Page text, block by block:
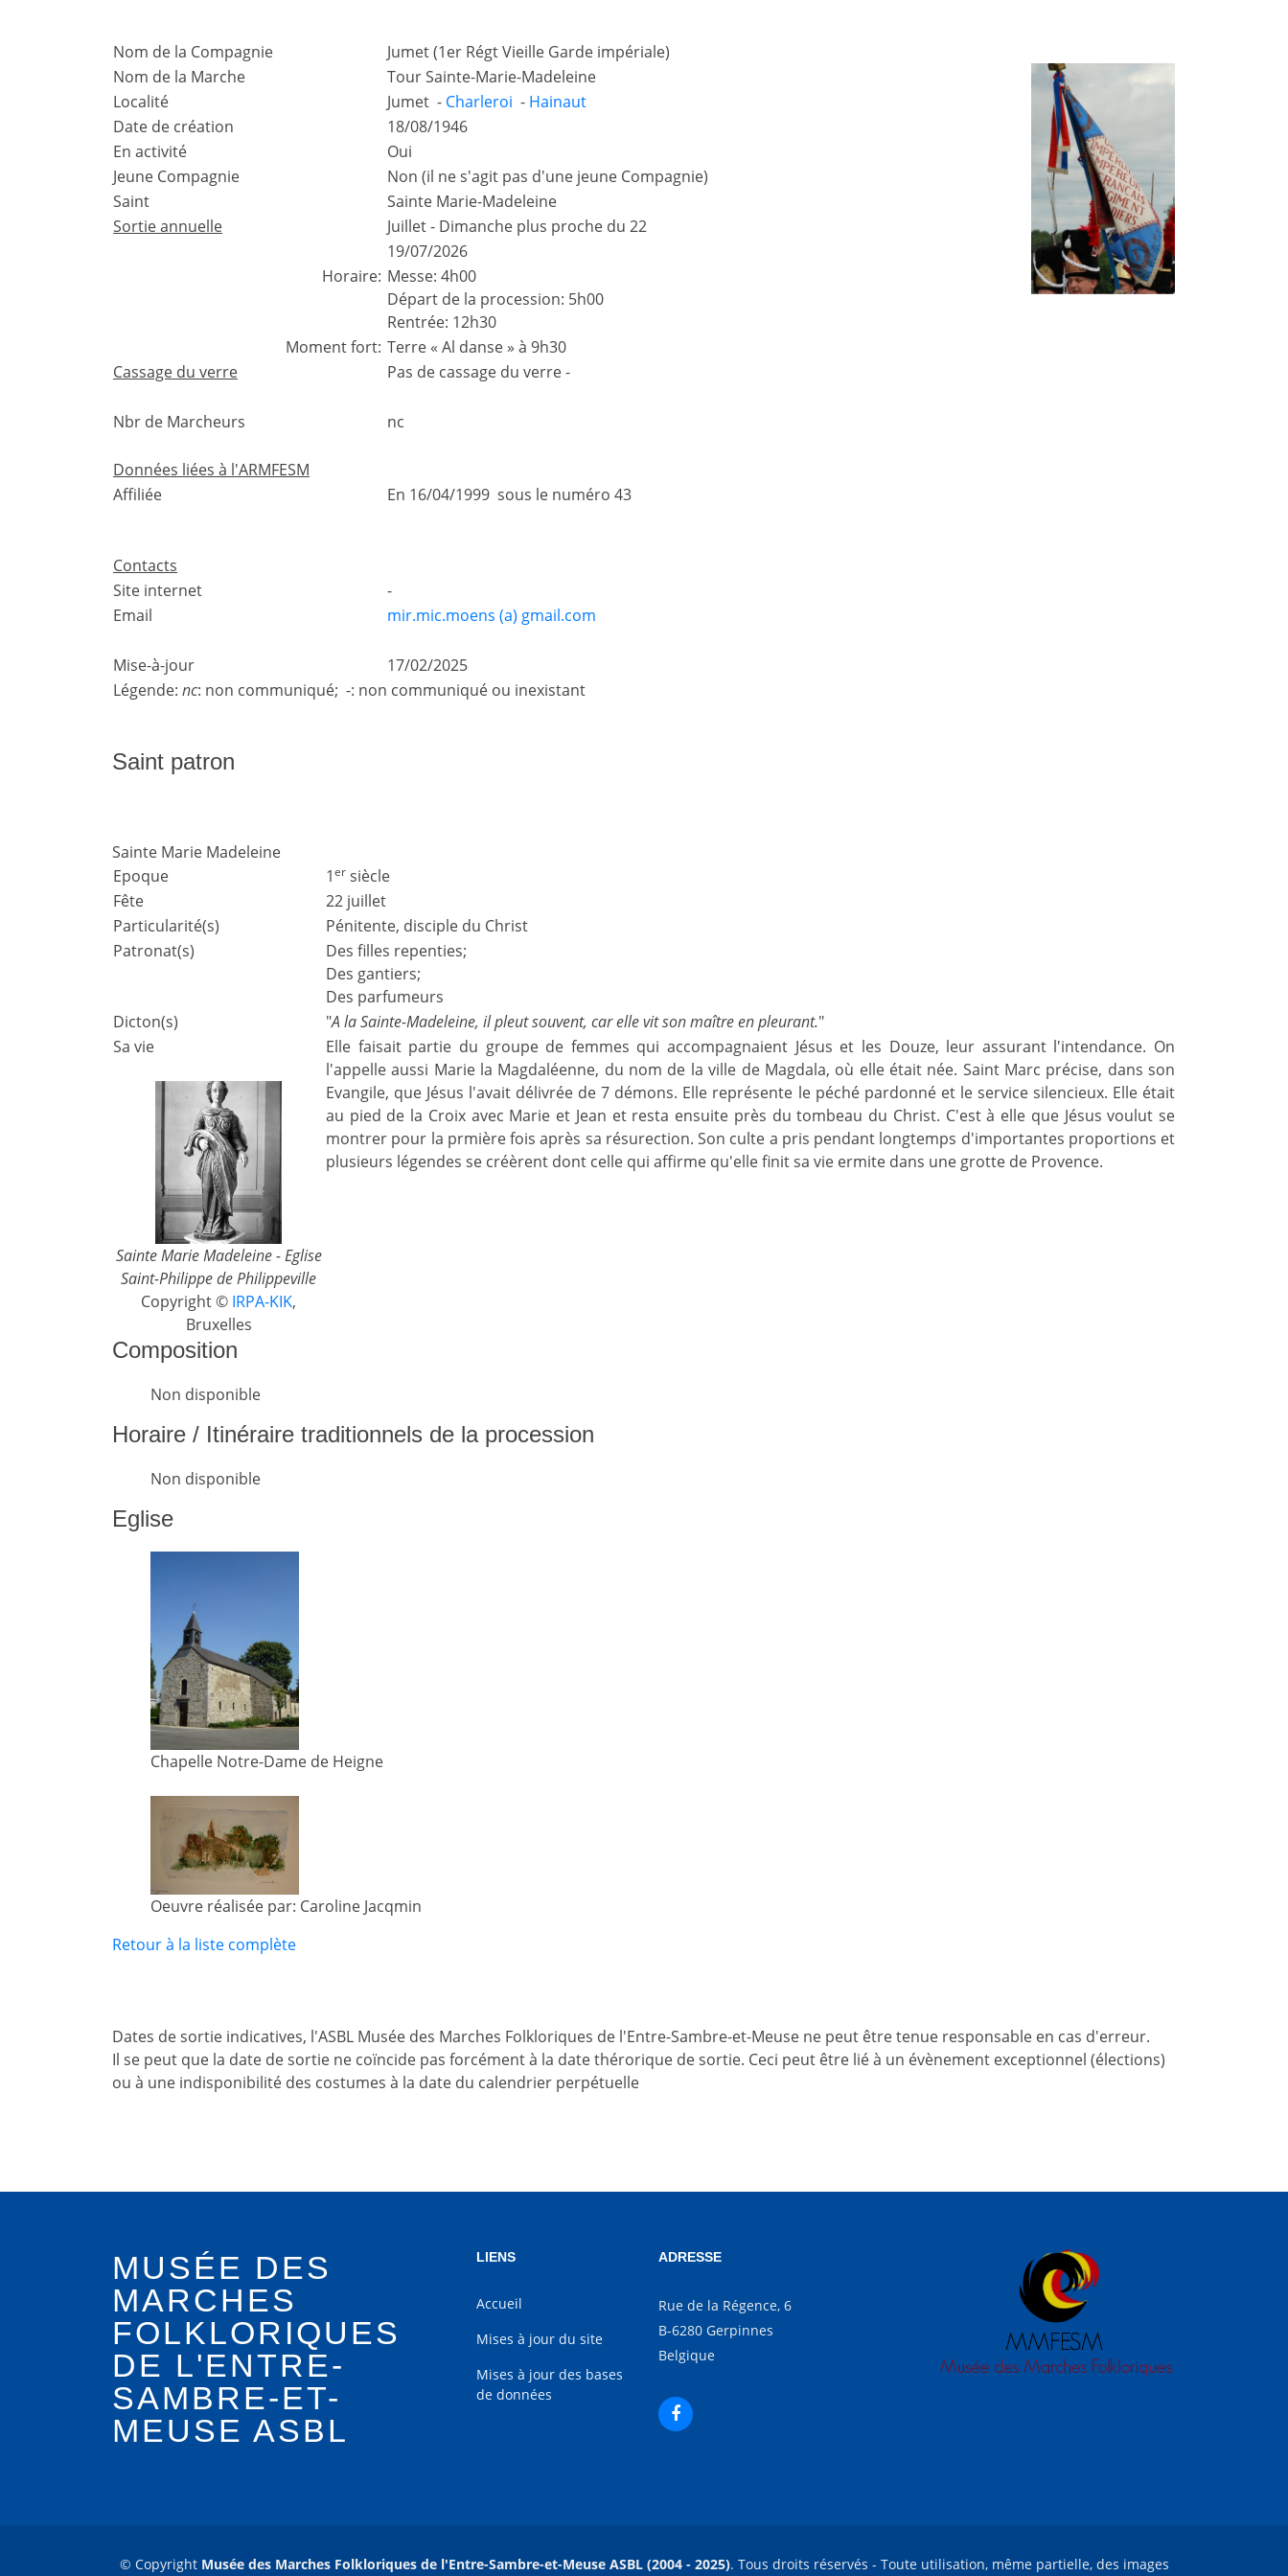
Nom de la Compagnie
Jumet (1er Régt Vieille Garde impériale)
Nom de la Marche
Tour Sainte-Marie-Madeleine
Localité
Jumet - Charleroi - Hainaut
Date de création
18/08/1946
En activité
Oui
Jeune Compagnie
Non (il ne s'agit pas d'une jeune Compagnie)
Saint
Sainte Marie-Madeleine
Sortie annuelle
Juillet - Dimanche plus proche du 22
19/07/2026
Horaire: Messe: 4h00
Départ de la procession: 5h00
Rentrée: 12h30
Moment fort: Terre « Al danse » à 9h30
Cassage du verre
Pas de cassage du verre -
Nbr de Marcheurs nc
Données liées à l'ARMFESM
Affiliée
En 16/04/1999 sous le numéro 43
Contacts
Site internet
-
Email
mir.mic.moens (a) gmail.com
Mise-à-jour
17/02/2025
Légende: nc: non communiqué; -: non communiqué ou inexistant
Saint patron
Sainte Marie Madeleine
Epoque
1er siècle
Fête
22 juillet
Particularité(s)
Pénitente, disciple du Christ
Patronat(s)
Des filles repenties;
Des gantiers;
Des parfumeurs
Dicton(s)
"A la Sainte-Madeleine, il pleut souvent, car elle vit son maître en pleurant."
Sa vie
Sainte Marie Madeleine - Eglise
Saint-Philippe de Philippeville
Copyright © IRPA-KIK,
Bruxelles
Elle faisait partie du groupe de femmes qui accompagnaient Jésus et les Douze, leur assurant l'intendance. On
l'appelle aussi Marie la Magdaléenne, du nom de la ville de Magdala, où elle était née. Saint Marc précise, dans son
Evangile, que Jésus l'avait délivrée de 7 démons. Elle représente le péché pardonné et le service silencieux. Elle était
au pied de la Croix avec Marie et Jean et resta ensuite près du tombeau du Christ. C'est à elle que Jésus voulut se
montrer pour la prmière fois après sa résurection. Son culte a pris pendant longtemps d'importantes proportions et
plusieurs légendes se créèrent dont celle qui affirme qu'elle finit sa vie ermite dans une grotte de Provence.
Composition
Non disponible
Horaire / Itinéraire traditionnels de la procession
Non disponible
Eglise
Chapelle Notre-Dame de Heigne
Oeuvre réalisée par: Caroline Jacqmin
Retour à la liste complète
Dates de sortie indicatives, l'ASBL Musée des Marches Folkloriques de l'Entre-Sambre-et-Meuse ne peut être tenue responsable en cas d'erreur.
Il se peut que la date de sortie ne coïncide pas forcément à la date thérorique de sortie. Ceci peut être lié à un évènement exceptionnel (élections)
ou à une indisponibilité des costumes à la date du calendrier perpétuelle
MUSÉE DES
MARCHES
FOLKLORIQUES
DE L'ENTRE-
SAMBRE-ET-
MEUSE ASBL
LIENS
Accueil
Mises à jour du site
Mises à jour des bases
de données
ADRESSE
Rue de la Régence, 6
B-6280 Gerpinnes
Belgique
© Copyright Musée des Marches Folkloriques de l'Entre-Sambre-et-Meuse ASBL (2004 - 2025). Tous droits réservés - Toute utilisation, même partielle, des images